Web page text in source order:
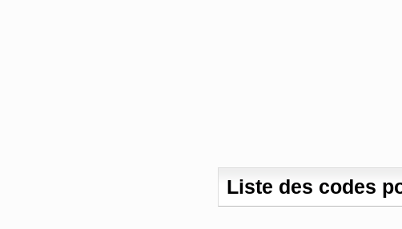
Liste des codes